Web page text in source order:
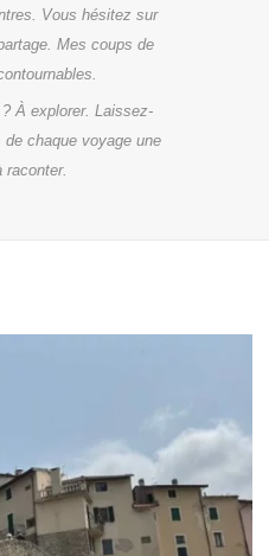
Vous hésitez sur
Mes coups de
À explorer. Laissez-
chaque voyage une
raconter.